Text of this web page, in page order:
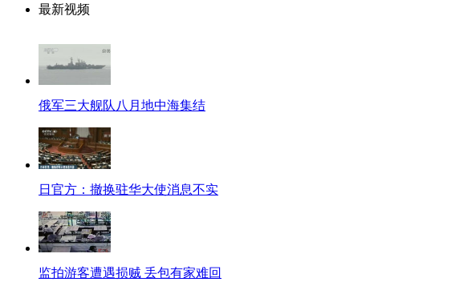
最新视频
俄军三大舰队八月地中海集结
日官方：撤换驻华大使消息不实
监拍游客遭遇损贼 丢包有家难回